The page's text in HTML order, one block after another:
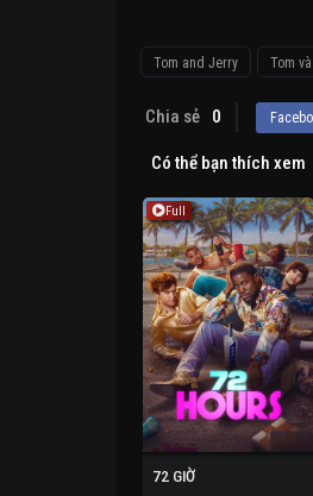
Tom and Jerry Tom
Chia sẻ 0
Có thể bạn thích xem
Full
72 GIỜ